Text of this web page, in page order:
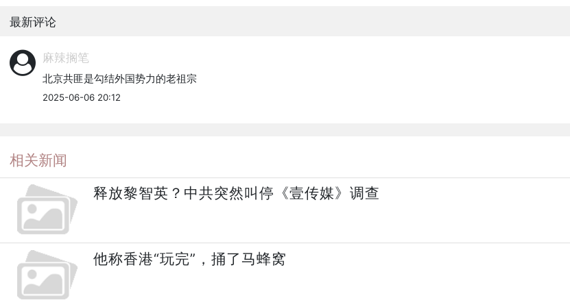
最新评论
麻辣搁笔
北京共匪是勾结外国势力的老祖宗
2025-06-06 20:12
相关新闻
释放黎智英？中共突然叫停《壹传媒》调查
他称香港“玩完”，捅了马蜂窝